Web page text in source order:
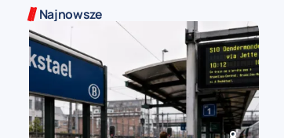
Najnowsze